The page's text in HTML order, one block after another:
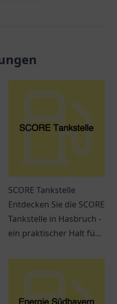
SCORE Tankstelle
Entdecken Sie die SCORE
Tankstelle in Hasbruch -
ein praktischer Halt für
freundlichen Service.